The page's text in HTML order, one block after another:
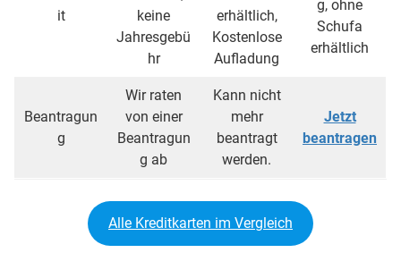
it
keine
Jahresgebü
hr
erhältlich,
Kostenlose
Aufladung
g, ohne
Schufa
erhältlich
Beantragun
g
Wir raten
von einer
Beantragun
g ab
Kann nicht
mehr
beantragt
werden.
Jetzt
beantragen
Alle Kreditkarten im Vergleich